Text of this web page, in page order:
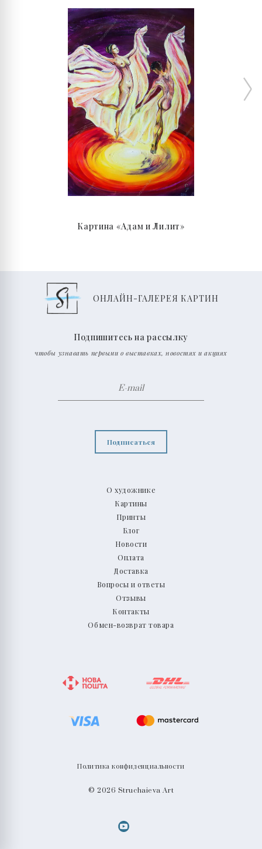
Картина «Адам и Лилит»
ОНЛАЙН-ГАЛЕРЕЯ КАРТИН
О художнике
Картины
Принты
Блог
Новости
Оплата
Доставка
Вопросы и ответы
Отзывы
Контакты
Обмен-возврат товара
Подпишитесь на рассылку
чтобы узнавать первыми о выставках, новостях и акциях
Подписаться
Политика конфиденциальности
© 2026 Struchaieva Art